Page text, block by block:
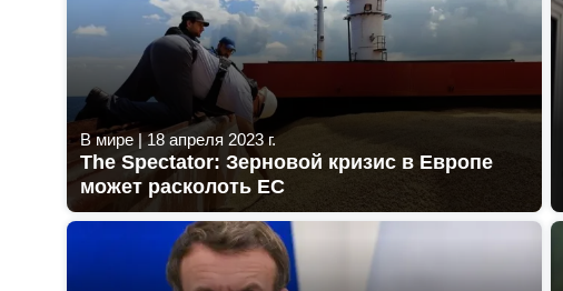
В мире | 18 апреля 2023 г.
The Spectator: Зерновой кризис в Европе
может расколоть ЕС